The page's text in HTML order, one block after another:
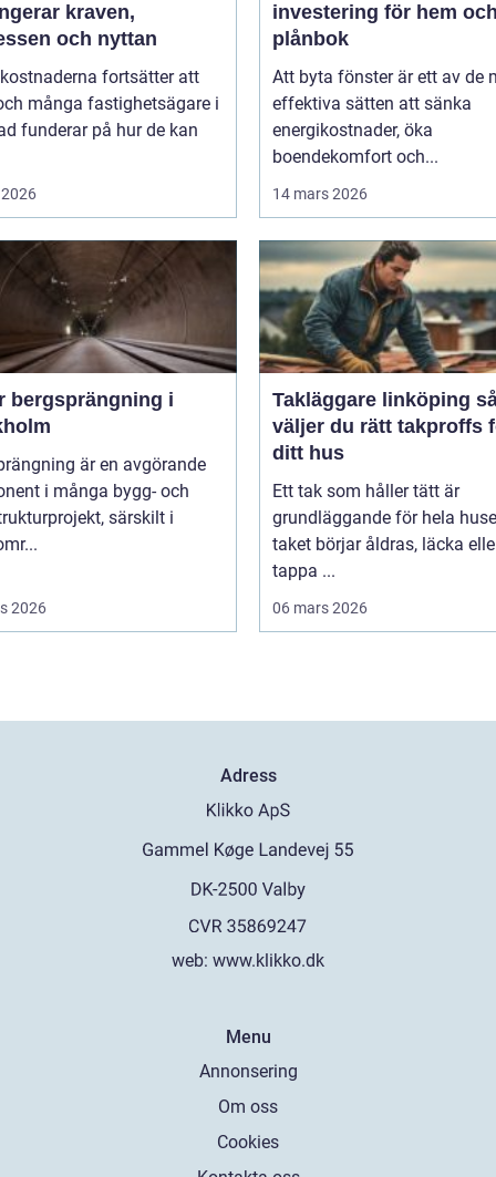
kraven,
och nyttan
fortsätter att
många fastighetsägare i
funderar på hur de kan
investering för hem
plånbok
Att byta fönster är ett av de
effektiva sätten att sänka
energikostnader, öka
boendekomfort och...
14 mars 2026
bergsprängning i
är en avgörande
i många bygg- och
särskilt i
2026
Takläggare linköping så
väljer du rätt takproffs
ditt hus
Ett tak som håller tätt är
grundläggande för hela
taket börjar åldras, läcka
tappa ...
06 mars 2026
Adress
web: www.klikko.dk
Menu
Annonsering
Om oss
Cookies